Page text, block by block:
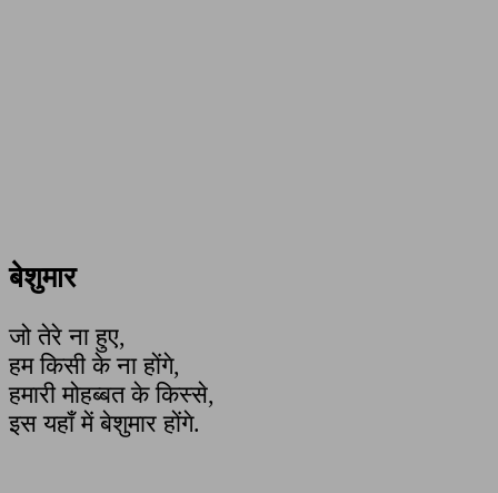
बेशुमार
जो तेरे ना हुए,
हम किसी के ना होंगे,
हमारी मोहब्बत के किस्से,
इस यहाँ में बेशुमार होंगे.